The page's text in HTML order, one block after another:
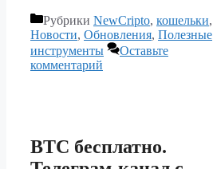
Рубрики NewCripto, кошельки,
Новости, Обновления, Полезные
инструменты
Оставьте
комментарий
BTC бесплатно.